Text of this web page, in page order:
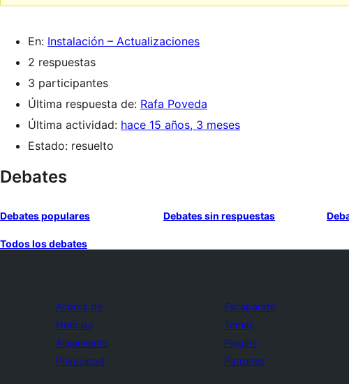
En: Instalación – Actualizaciones
2 respuestas
3 participantes
Última respuesta de: Rafa Poveda
Última actividad: hace 15 años, 3 meses
Estado: resuelto
Debates
Debates populares Debates sin respuestas
Todos los debates
Acerca de
Noticias
Alojamiento
Privacidad
Escaparate
Temas
Plugins
Patrones